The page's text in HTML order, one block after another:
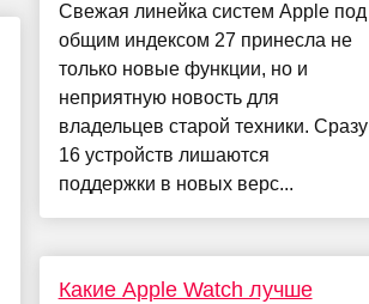
Свежая линейка систем Apple под
общим индексом 27 принесла не
только новые функции, но и
неприятную новость для
владельцев старой техники. Сразу
16 устройств лишаются
поддержки в новых верс...
Какие Apple Watch лучше